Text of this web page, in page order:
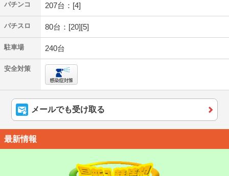
パチンコ 207台：[4]
パチスロ 80台：[20][5]
駐車場 240台
安全対策
メールでも受け取る
最新情報